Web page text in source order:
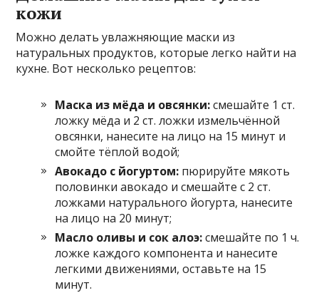
кожи
Можно делать увлажняющие маски из
натуральных продуктов, которые легко найти на
кухне. Вот несколько рецептов:
Маска из мёда и овсянки:смешайте 1 ст.
ложку мёда и 2 ст. ложки измельчённой
овсянки, нанесите на лицо на 15 минут и
смойте тёплой водой;
Авокадо с йогуртом: пюрируйте мякоть
половинки авокадо и смешайте с 2 ст.
ложками натурального йогурта, нанесите
на лицо на 20 минут;
Масло оливы и сок алоэ:смешайте по 1 ч.
ложке каждого компонента и нанесите
легкими движениями, оставьте на 15
минут.